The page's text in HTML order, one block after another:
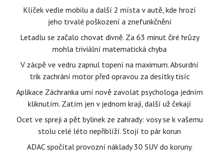
Klíček vedle mobilu a další 2 místa v autě, kde hrozí
jeho trvalé poškození a znefunkčnění
Letadlu se začalo chovat divně. Za 63 minut čiré hrůzy
mohla triviální matematická chyba
V zácpě ve vedru zapnul topení na maximum. Absurdní
trik zachrání motor před opravou za desítky tisíc
Aplikace Záchranka umí nově zavolat psychologa jedním
kliknutím. Zatím jen v jednom kraji, další už čekají
Ocet ve spreji a pět bylinek ze zahrady: vosy se k vašemu
stolu celé léto nepřiblíží. Stojí to pár korun
ADAC spočítal provozní náklady 30 SUV do koruny.